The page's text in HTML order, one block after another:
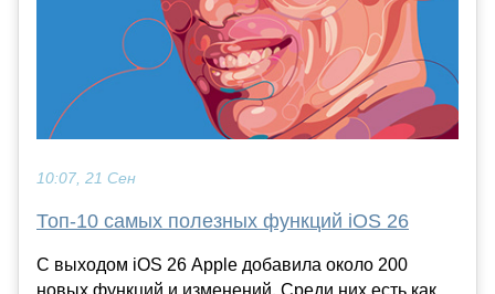
10:07, 21 Сен
Топ-10 самых полезных функций iOS 26
С выходом iOS 26 Apple добавила около 200
новых функций и изменений. Среди них есть как